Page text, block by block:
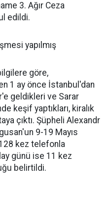
3. Ağır Ceza
edildi.
yapılmış
göre,
1 ay önce İstanbul'dan
geldikleri ve Sarar
keşif yaptıkları, kiralık
çıktı. Şüpheli Alexandr
9-19 Mayıs
kez telefonla
günü ise 11 kez
belirtildi.